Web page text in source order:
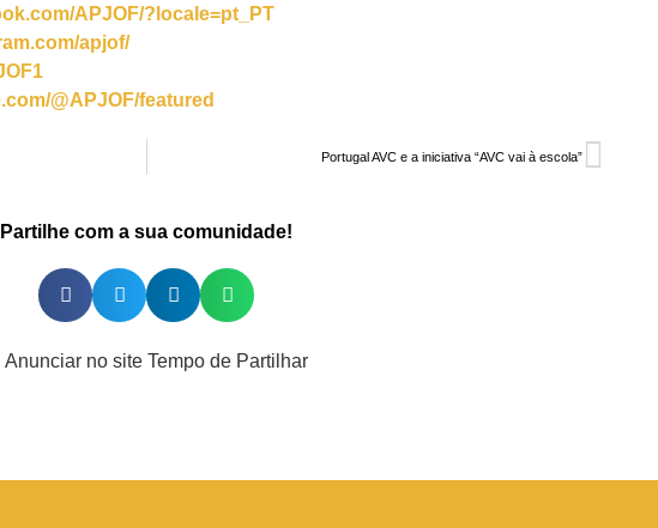
APJOF/?locale=pt_PT
apjof/
@APJOF/featured
Portugal AVC e a iniciativa “AVC vai à escola”
Partilhe com a sua comunidade!